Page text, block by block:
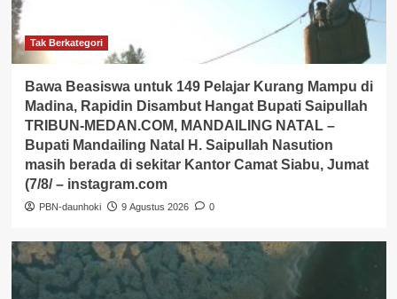
Tak Berkategori
Bawa Beasiswa untuk 149 Pelajar Kurang Mampu di
Madina, Rapidin Disambut Hangat Bupati Saipullah
TRIBUN-MEDAN.COM, MANDAILING NATAL –
Bupati Mandailing Natal H. Saipullah Nasution
masih berada di sekitar Kantor Camat Siabu, Jumat
(7/8/ – instagram.com
PBN-daunhoki 9 Agustus 2026 0